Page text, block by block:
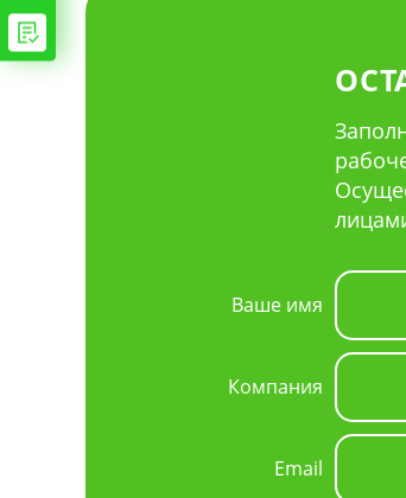
Ваше имя
Компания
Email